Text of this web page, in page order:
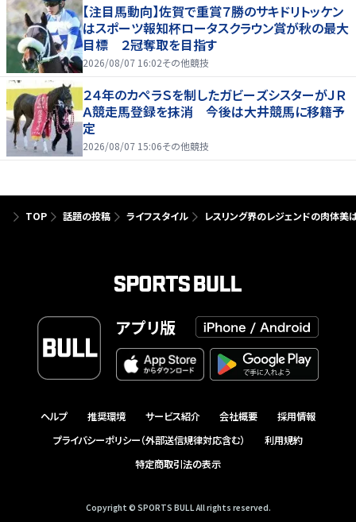
【注目馬動向】佐賀で重賞７勝のサキドリトッケン
はスポーツ報知杯ロータスクラウン賞が秋の最大
目標 ２冠奪取を目指す
2026/08/07 16:02その他競技
２４年のカペラＳを制したガビーズシスターがＪＲ
Ａ競走馬登録を抹消 今後は大井競馬に移籍予
定
2026/08/07 15:06その他競技
TOP 話題の投稿 ライフスタイル レスリング界のレジェンドの肉体美
アプリ版
ヘルプ 推奨環境 サービス紹介 会社概要
採用情報
プライバシーポリシー（外部送信規律対応含む）
利用規約
特定商取引法の表示
Copyright © SPORTS BULL All rights reserved.